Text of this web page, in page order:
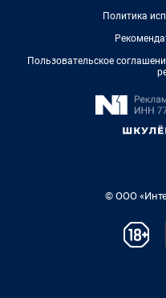
Политика
Пользовательское
© ООО